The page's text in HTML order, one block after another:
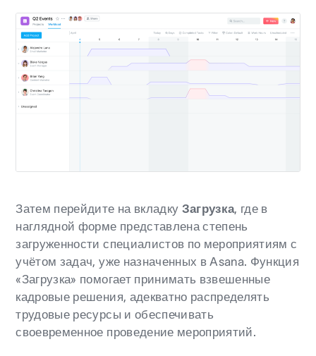
Затем перейдите на вкладку Загрузка, где в
наглядной форме представлена степень
загруженности специалистов по мероприятиям с
учётом задач, уже назначенных в Asana. Функция
«Загрузка» помогает принимать взвешенные
кадровые решения, адекватно распределять
трудовые ресурсы и обеспечивать
своевременное проведение мероприятий.